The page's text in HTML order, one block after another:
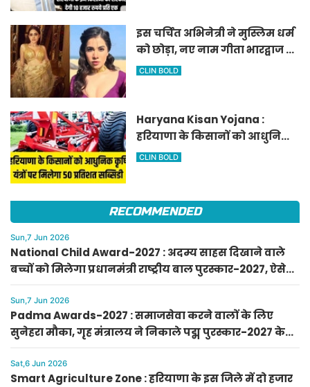
इस चर्चित अभिनेत्री ने मुस्लिम धर्म
को छोड़ा, नए नाम गीता भारद्वाज से
हो रही वायरल
CLIN BOLD
Haryana Kisan Yojana :
हरियाणा के किसानों को आधुनिक
कृषि यंत्रों पर मिलेगा 50 प्रतिशत
CLIN BOLD
RECOMMENDED
Sun,7 Jun 2026
National Child Award-2027 : अदम्य साहस दिखाने वाले
बच्चों को मिलेगा प्रधानमंत्री राष्ट्रीय बाल पुरस्कार-2027, ऐसे
करें आवेदन
Sun,7 Jun 2026
Padma Awards-2027 : समाजसेवा करने वालों के लिए
सुनेहरा मौका, गृह मंत्रालय ने निकाले पद्म पुरस्कार-2027 के
लिए आवेदन
Sat,6 Jun 2026
Smart Agriculture Zone : हरियाणा के इस जिले में दो हजार